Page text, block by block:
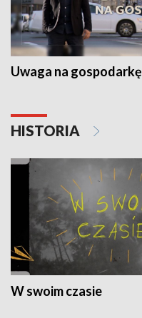
Uwaga na gospodarkę
HISTORIA
W swoim czasie